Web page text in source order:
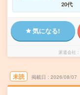
20代
気になる!
派遣会社
未読 掲載日 2026/08/07